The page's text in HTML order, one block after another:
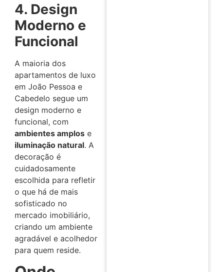
4. Design
Moderno e
Funcional
A maioria dos
apartamentos de luxo
em João Pessoa e
Cabedelo segue um
design moderno e
funcional, com
ambientes amplos e
iluminação natural. A
decoração é
cuidadosamente
escolhida para refletir
o que há de mais
sofisticado no
mercado imobiliário,
criando um ambiente
agradável e acolhedor
para quem reside.